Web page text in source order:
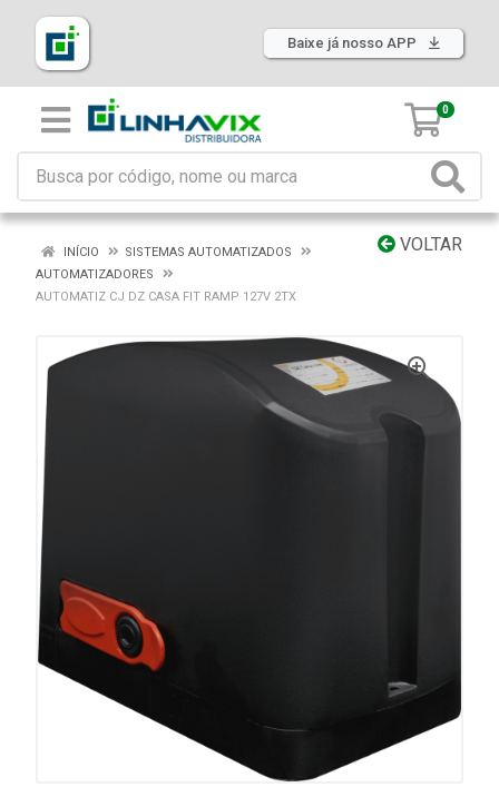
Baixe já nosso APP
0
VOLTAR
INÍCIO
SISTEMAS AUTOMATIZADOS
AUTOMATIZADORES
AUTOMATIZ CJ DZ CASA FIT RAMP 127V 2TX